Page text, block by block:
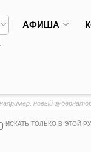
АФИША
ИСКАТЬ ТОЛЬКО В ЭТОЙ